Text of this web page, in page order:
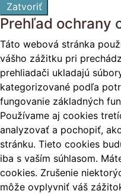
Zatvoriť
Prehľad ochrany
Táto webová stránka
vášho zážitku pri
prehliadači ukladajú
kategorizované podľa
fungovanie základných
Používame aj cookies
analyzovať a pochopiť,
stránku. Tieto cookies
iba s vaším súhlasom.
cookies. Zrušenie
môže ovplyvniť váš